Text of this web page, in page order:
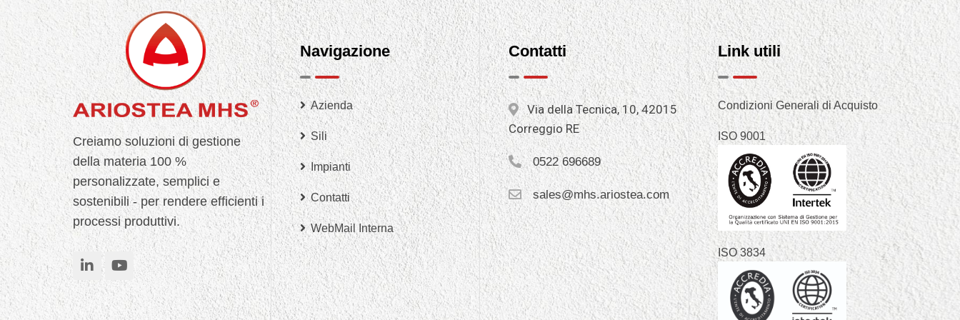
Creiamo soluzioni di gestione
della materia 100 %
personalizzate, semplici e
sostenibili - per rendere efficienti i
processi produttivi.
Navigazione
Azienda
Sili
Impianti
Contatti
WebMail Interna
Contatti
Via della Tecnica, 10, 42015
Correggio RE
0522 696689
sales@mhs.ariostea.com
Link utili
Condizioni Generali di Acquisto
ISO 9001
ISO 3834